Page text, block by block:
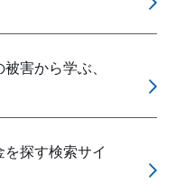
害から学ぶ、
探す検索サイ